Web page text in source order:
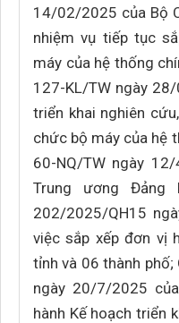
14/02/2025 của Bộ
nhiệm vụ tiếp tục
máy của hệ thống
127-KL/TW ngày
triển khai nghiên
chức bộ máy của hệ
60-NQ/TW ngày
Trung ương Đảng
202/2025/QH15
việc sắp xếp đơn vị
tỉnh và 06 thành
ngày 20/7/2025
hành Kế hoạch triển